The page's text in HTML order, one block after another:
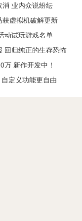
业内众说纷纭
获虚拟机破解更新
动试玩游戏名单
回归纯正的生存恐怖
万 新作开发中！
定义功能更自由